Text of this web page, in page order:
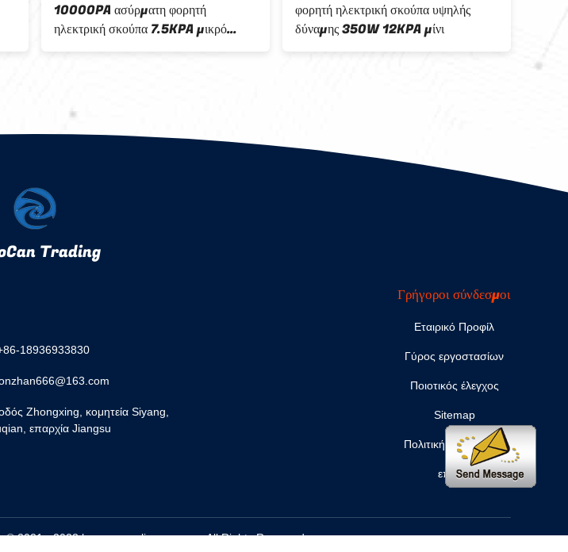
10000PA ασύρματη φορητή
ηλεκτρική σκούπα 7.5KPA μικρό
φορητό 150W
φορητή ηλεκτρική σκούπα υψηλής
δύναμης 350W 12KPA μίνι
Trading
18936933830
Zhongxing, κομητεία Siyang,
επαρχία Jiangsu
Γρήγοροι σύνδεσμοι
Εταιρικό Προφίλ
Γύρος εργοστασίων
Ποιοτικός έλεγχος
Sitemap
Πολιτική απορρήτου
επαφή
© 2021 - 2023 houses-appliances.com. All Rights Reserved.